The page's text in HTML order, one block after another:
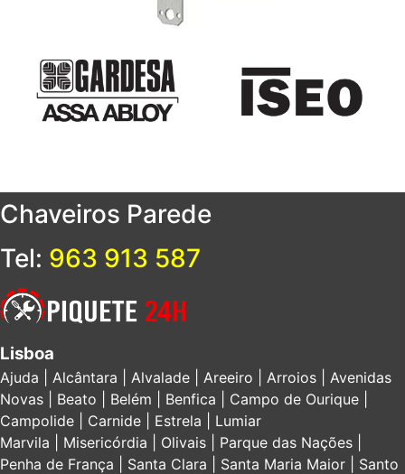
Chaveiros Parede
Tel: 963 913 587
Lisboa
Ajuda | Alcântara | Alvalade | Areeiro | Arroios | Avenidas
Novas | Beato | Belém | Benfica | Campo de Ourique |
Campolide | Carnide | Estrela | Lumiar
Marvila | Misericórdia | Olivais | Parque das Nações |
Penha de França | Santa Clara | Santa Maria Maior | Santo